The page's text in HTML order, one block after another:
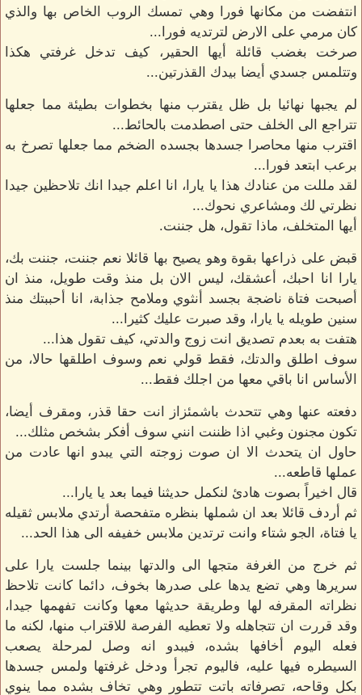
انتفضت من مكانها فورا وهي تمسك الروب الخاص بها والذي
كان مرمي على الارض لترتديه فورا...
صرخت بغضب قائلة أيها الحقير، كيف تدخل غرفتي هكذا
وتتلمس جسدي أيضا بيدك القذرتين...
لم يجبها نهائيا بل ظل يقترب منها بخطوات بطيئة مما جعلها
تتراجع الى الخلف حتى اصطدمت بالحائط...
اقترب منها محاصرا جسدها بجسده الضخم مما جعلها تصرخ به
برعب ابتعد فورا...
لقد مللت من عنادك هذا يا يارا، انا اعلم جيدا انك تلاحظين جيدا
نظرتي لك ومشاعري نحوك...
أيها المتخلف، ماذا تقول، هل جننت.
قبض على ذراعها بقوة وهو يصيح بها قائلا نعم جننت، جننت بك،
يارا انا احبك، أعشقك، ليس الان بل منذ وقت طويل، منذ ان
أصبحت فتاة ناضجة بجسد أنثوي وملامح جذابة، انا أحببتك منذ
سنين طويله يا يارا، وقد صبرت عليك كثيرا...
هتفت به بعدم تصديق انت زوج والدتي، كيف تقول هذا...
سوف اطلق والدتك، فقط قولي نعم وسوف اطلقها حالا، من
الأساس انا باقي معها من اجلك فقط...
دفعته عنها وهي تتحدث باشمئزاز انت حقا قذر، ومقرف أيضا،
تكون مجنون وغبي اذا ظننت انني سوف أفكر بشخص مثلك...
حاول ان يتحدث الا ان صوت زوجته التي يبدو انها عادت من
عملها قاطعه...
قال اخيراً بصوت هادئ لنكمل حديثنا فيما بعد يا يارا...
ثم أردف قائلا بعد ان شملها بنظره متفحصة أرتدي ملابس ثقيله
يا فتاة، الجو شتاء وانت ترتدين ملابس خفيفه الى هذا الحد...
ثم خرج من الغرفة متجها الى والدتها بينما جلست يارا على
سريرها وهي تضع يدها على صدرها بخوف، دائما كانت تلاحظ
نظراته المقرفه لها وطريقة حديثها معها وكانت تفهمها جيدا،
وقد قررت ان تتجاهله ولا تعطيه الفرصة للاقتراب منها، لكنه ما
فعله اليوم أخافها بشده، فيبدو انه وصل لمرحلة يصعب
السيطره فيها عليه، فاليوم تجرأ ودخل غرفتها ولمس جسدها
بكل وقاحه، تصرفاته باتت تتطور وهي تخاف بشده مما ينوي